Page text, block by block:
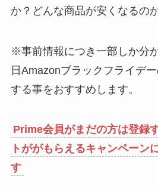
か？どんな商品が安くなるの
※事前情報につき一部しか分
日Amazonブラックフライデ
する事をおすすめします。
Prime会員がまだの方は登録
トががもらえるキャンペーン
す